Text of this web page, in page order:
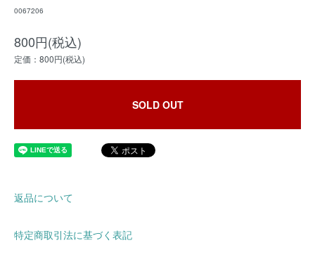
0067206
800円(税込)
定価：800円(税込)
SOLD OUT
返品について
特定商取引法に基づく表記